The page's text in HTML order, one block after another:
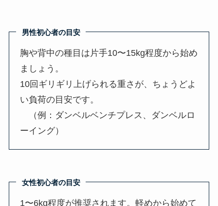
男性初心者の目安
胸や背中の種目は片手10〜15kg程度から始め
ましょう。
10回ギリギリ上げられる重さが、ちょうどよ
い負荷の目安です。
（例：ダンベルベンチプレス、ダンベルロ
ーイング）
女性初心者の目安
1〜6kg程度が推奨されます。軽めから始めて